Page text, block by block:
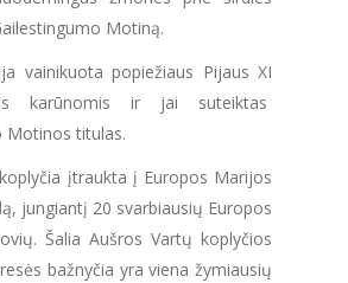
Motiną.
vainikuota popiežiaus Pijaus XI
karūnomis ir jai suteiktas
Motinos titulas.
įtraukta į Europos Marijos
jungiantį 20 svarbiausių Europos
Šalia Aušros Vartų koplyčios
bažnyčia yra viena žymiausių